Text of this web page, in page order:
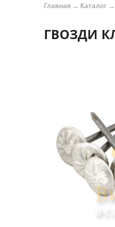
Главная → Каталог →
ГВОЗДИ